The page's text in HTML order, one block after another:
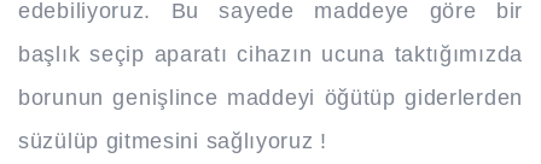
edebiliyoruz. Bu sayede maddeye göre bir
başlık seçip aparatı cihazın ucuna taktığımızda
borunun genişlince maddeyi öğütüp giderlerden
süzülüp gitmesini sağlıyoruz !